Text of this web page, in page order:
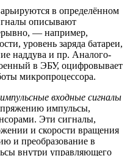
в определённом
описывают
— например,
уровень заряда батареи,
наддува и пр. Аналого-
в ЭБУ, оцифровывает
микропроцессора.
импульсные входные сигналы
импульсы,
Эти сигналы,
и скорости вращения
и преобразование в
внутри управляющего